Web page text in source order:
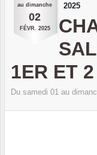
au dimanche
02
FÉVR. 2025
2025
1ER ET
Du samedi 01 au